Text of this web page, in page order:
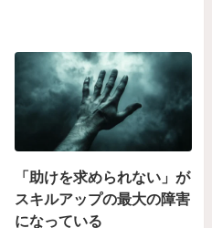
「助けを求められない」が
スキルアップの最大の障害
になっている